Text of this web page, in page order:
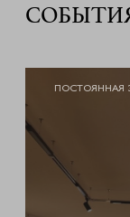
ПОСТОЯННАЯ